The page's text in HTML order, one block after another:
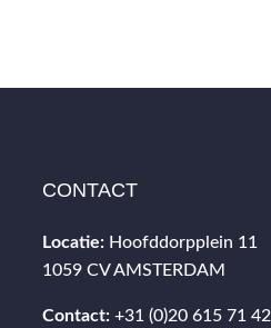
CONTACT
Locatie: Hoofddorpplein 11
1059 CV AMSTERDAM
Contact: +31 (0)20 615 71 42